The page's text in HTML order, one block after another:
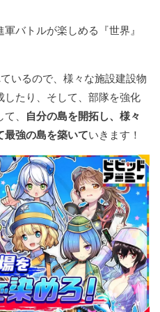
バトルが楽しめる『世界』
いるので、様々な施設建設物
したり、そして、部隊を強化
、
自分の島を開拓し、様々
最強の島を築いていきます！